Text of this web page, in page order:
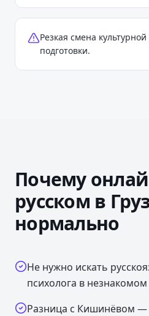
Резкая смена
подготовки.
Почему
русском в
нормально
Не нужно искать
психолога в незнакомом
Разница с Кишинёвом —